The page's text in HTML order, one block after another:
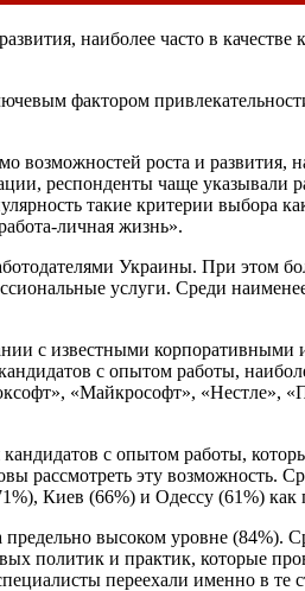
наиболее часто в
фактором
роста и развития,
респонденты чаще указывали
такие критерии выбора
личная жизнь».
Украины. При этом
услуги. Среди
с известными
с опытом работы,
«Майкрософт», «Нестле»,
с опытом работы,
рассмотреть эту возможность.
Киев (66%) и Одессу (61%)
высоком уровне (84%).
политик и практик, которые
переехали именно в те